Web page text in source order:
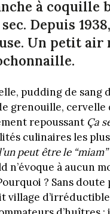
à coquille
Depuis
Un petit air
pudding de sang
grenouille, cervelle
repoussant Ça
culinaires les
peut être le “miam”
à aucun
? Sans doute
village